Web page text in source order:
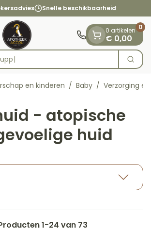
Snelle beschikbaarheid
Zoek
0 artikelen
€ 0,00
0
en kinderen / Baby / Verzorging
- atopische
huid
1-24 van 73